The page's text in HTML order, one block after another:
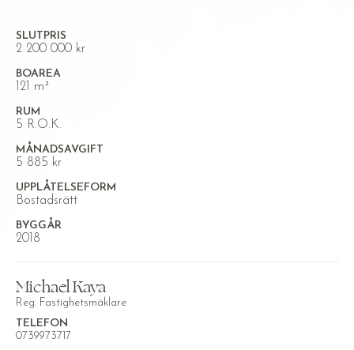
SLUTPRIS
2 200 000 kr
BOAREA
121 m²
RUM
5 R.O.K.
MÅNADSAVGIFT
5 885 kr
UPPLÅTELSEFORM
Bostadsrätt
BYGGÅR
2018
Michael Kaya
Reg. Fastighetsmäklare
TELEFON
0739973717